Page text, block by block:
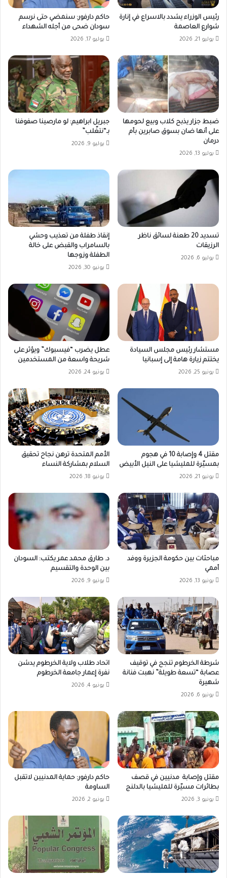
رئيس الوزراء يشدد بالاسراع في إنارة
شوارع العاصمة
يوليو 21, 2026
حاكم دارفور: سنمضي حتى نرسم
سودان ضحى من أجله الشهداء
يوليو 17, 2026
ضبط جزار يذبح كلاب وبيع لحومها
على أنها ضان بسوق صابرين بأم
درمان
يوليو 13, 2026
جبريل ابراهيم: لو مارصينا صفوفنا
بـ“نتغّلب”
يوليو 9, 2026
تسديد 20 طعنة لسائق ناظر
الرزيقات
يوليو 6, 2026
إنقاذ طفلة من تعذيب وحشي
بالسامراب والقبض على خالة
الطفلة وزوجها
يونيو 30, 2026
مستشار رئيس مجلس السيادة
يختتم زيارة هامة إلى إسبانيا
يونيو 25, 2026
عطل يضرب “فيسبوك” ويؤثر على
شريحة واسعة من المستخدمين
يونيو 24, 2026
مقتل 4 وإصابة 10 في هجوم
بمسيّرة للمليشيا على النيل الأبيض
يونيو 21, 2026
الأمم المتحدة ترهن نجاح تحقيق
السلام بمشاركة النساء
يونيو 18, 2026
مباحثات بين حكومة الجزيرة ووفد
أممي
يونيو 13, 2026
د. طارق محمد عمر يكتب: السودان
بين الوحدة والتقسيم
يونيو 9, 2026
شرطة الخرطوم تنجح في توقيف
عصابة “تسعة طويلة” نهبت فنانة
شهيرة
يونيو 6, 2026
اتحاد طلاب ولاية الخرطوم يدشن
نفرة إعمار جامعة الخرطوم
يونيو 4, 2026
مقتل وإصابة مدنيين في قصف
بطائرات مسيّرة للمليشيا بالدلنج
يونيو 3, 2026
حاكم دارفور: حماية المدنيين لاتقبل
الساومة
يونيو 2, 2026